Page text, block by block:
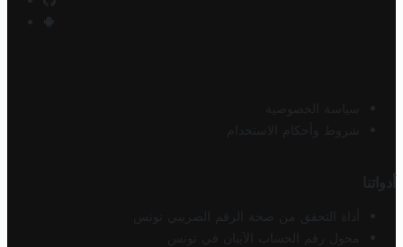
سياسة الخصوصية
شروط وأحكام الاستخدام
أدواتنا
أداة التحقق من صحة الرقم الضريبي تونس
محول رقم الحساب الآيبان في تونس